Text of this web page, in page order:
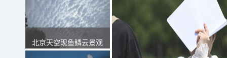
北京天空现鱼鳞云景观